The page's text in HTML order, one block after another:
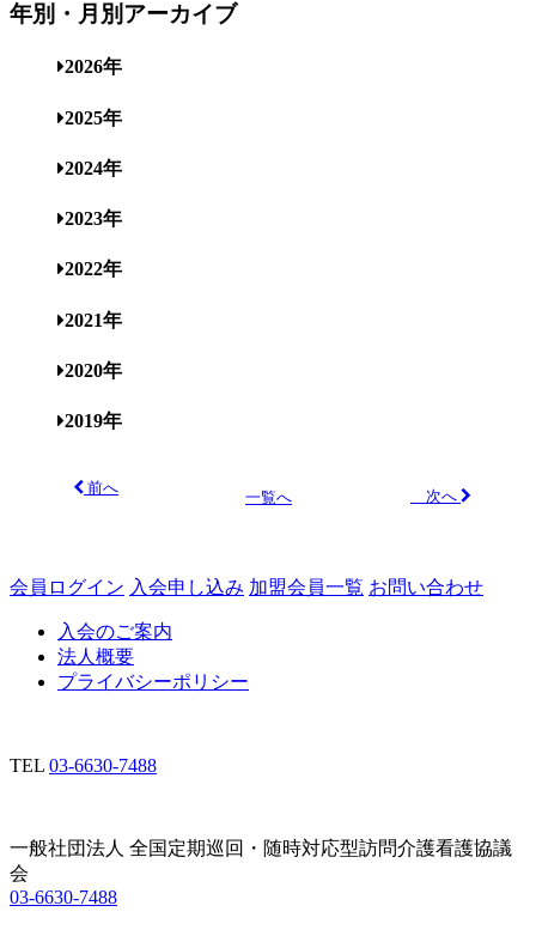
年別・月別アーカイブ
2026年
2025年
2024年
2023年
2022年
2021年
2020年
2019年
前へ
一覧へ 次へ
会員ログイン 入会申し込み 加盟会員一覧 お問い合わせ
入会のご案内
法人概要
プライバシーポリシー
TEL 03-6630-7488
一般社団法人 全国定期巡回・随時対応型訪問介護看護協議
会
03-6630-7488